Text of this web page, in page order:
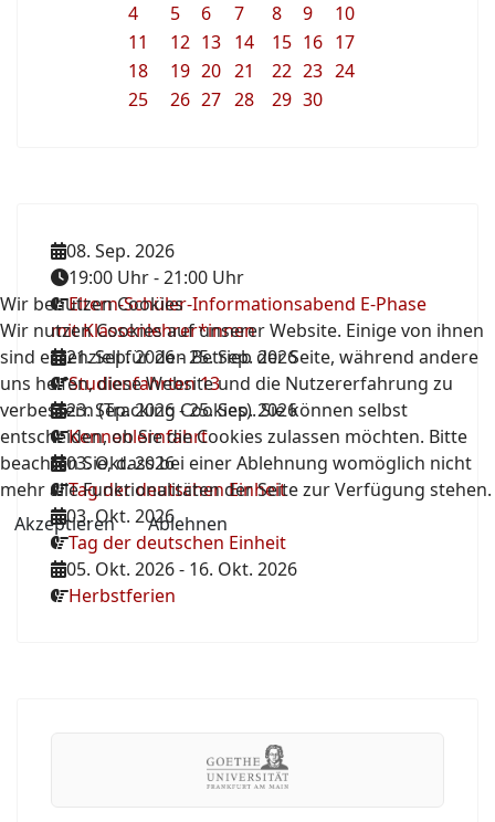
4
5 6 7 8 9
10
11
12 13 14 15 16 17
18
19 20 21 22 23 24
25
26 27 28 29 30
08. Sep. 2026
19:00 Uhr-21:00 Uhr
Eltern-Schüler-Informationsabend E-Phase
mit Klassenlehrer*innen
21. Sep. 2026-25. Sep. 2026
Studienfahrten 13
23. Sep. 2026-25. Sep. 2026
Kennenlernfahrt
03. Okt. 2026
Tag der deutschen Einheit
03. Okt. 2026
Tag der deutschen Einheit
05. Okt. 2026- 16. Okt. 2026
Herbstferien
Wir benutzen Cookies
Wir nutzen Cookies auf unserer Website. Einige von ihnen
sind essenziell für den Betrieb der Seite, während andere
uns helfen, diese Website und die Nutzererfahrung zu
verbessern (Tracking Cookies). Sie können selbst
entscheiden, ob Sie die Cookies zulassen möchten. Bitte
beachten Sie, dass bei einer Ablehnung womöglich nicht
mehr alle Funktionalitäten der Seite zur Verfügung stehen.
Akzeptieren
Ablehnen